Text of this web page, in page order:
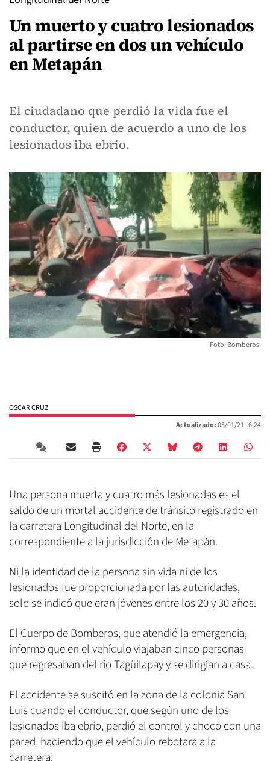
Un muerto y cuatro lesionados
al partirse en dos un vehículo
en Metapán
El ciudadano que perdió la vida fue el
conductor, quien de acuerdo a uno de los
lesionados iba ebrio.
Foto: Bomberos.
OSCAR CRUZ
Actualizado:05/01/21 |6:24
Una persona muerta y cuatro más lesionadas es el
saldo de un mortal accidente de tránsito registrado en
la carretera Longitudinal del Norte, en la
correspondiente a la jurisdicción de Metapán.
Ni la identidad de la persona sin vida ni de los
lesionados fue proporcionada por las autoridades,
solo se indicó que eran jóvenes entre los 20 y 30 años.
El Cuerpo de Bomberos, que atendió la emergencia,
informó que en el vehículo viajaban cinco personas
que regresaban del río Tagüilapay y se dirigían a casa.
El accidente se suscitó en la zona de la colonia San
Luis cuando el conductor, que según uno de los
lesionados iba ebrio, perdió el control y chocó con una
pared, haciendo que el vehículo rebotara a la
carretera.